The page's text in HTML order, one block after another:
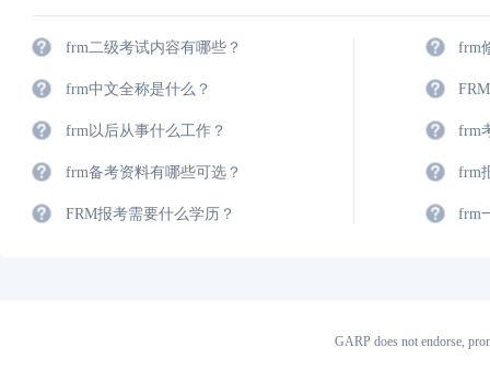
frm二级考试内容有哪些？
frm中文全称是什么？
frm以后从事什么工作？
frm备考资料有哪些可选？
FRM报考需要什么学历？
frm
frm
frm
frm
GARP does not endorse,